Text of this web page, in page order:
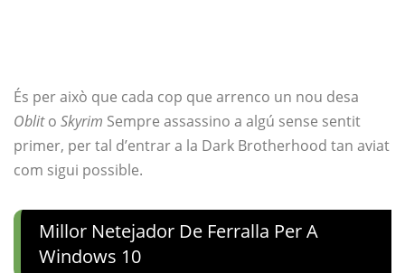
És per això que cada cop que arrenco un nou desa
Oblito Skyrim Sempre assassino a algú sense sentit
primer, per tal d’entrar a la Dark Brotherhood tan aviat
com sigui possible.
Millor Netejador De Ferralla Per A
Windows 10